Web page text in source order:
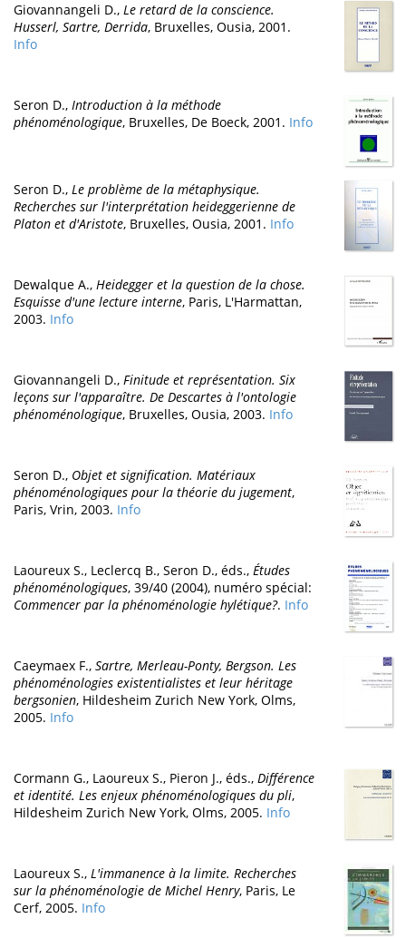
Giovannangeli D., Le retard de la conscience.
Husserl, Sartre, Derrida, Bruxelles, Ousia, 2001.
Info
Seron D., Introduction à la méthode
phénoménologique, Bruxelles, De Boeck, 2001. Info
Seron D., Le problème de la métaphysique.
Recherches sur l'interprétation heideggerienne de
Platon et d'Aristote, Bruxelles, Ousia, 2001. Info
Dewalque A., Heidegger et la question de la chose.
Esquisse d'une lecture interne, Paris, L'Harmattan,
2003. Info
Giovannangeli D., Finitude et représentation. Six
leçons sur l'apparaître. De Descartes à l'ontologie
phénoménologique, Bruxelles, Ousia, 2003. Info
Seron D., Objet et signification. Matériaux
phénoménologiques pour la théorie du jugement,
Paris, Vrin, 2003. Info
Laoureux S., Leclercq B., Seron D., éds., Études
phénoménologiques, 39/40 (2004), numéro spécial:
Commencer par la phénoménologie hylétique?. Info
Caeymaex F., Sartre, Merleau-Ponty, Bergson. Les
phénoménologies existentialistes et leur héritage
bergsonien, Hildesheim Zurich New York, Olms,
2005. Info
Cormann G., Laoureux S., Pieron J., éds., Différence
et identité. Les enjeux phénoménologiques du pli,
Hildesheim Zurich New York, Olms, 2005. Info
Laoureux S., L'immanence à la limite. Recherches
sur la phénoménologie de Michel Henry, Paris, Le
Cerf, 2005. Info